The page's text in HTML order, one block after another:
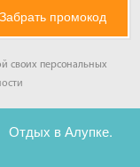
Забрать промокод
своих персональных
Отдых в Алупке.